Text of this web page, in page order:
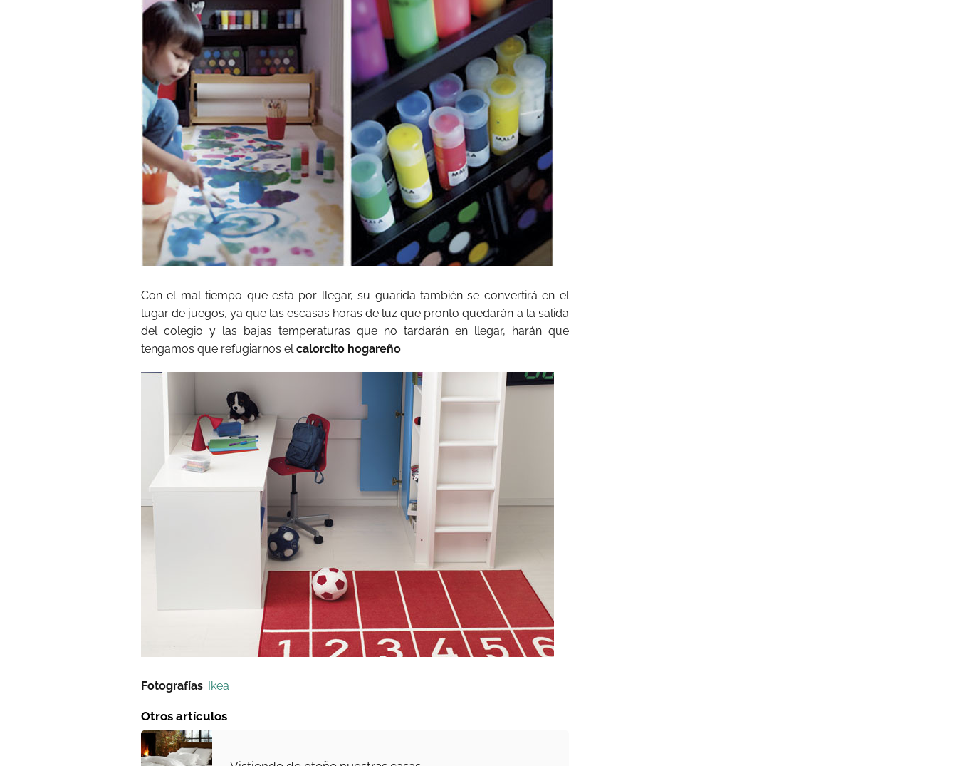
Con el mal tiempo que está por llegar, su guarida también se convertirá en el
lugar de juegos, ya que las escasas horas de luz que pronto quedarán a la salida
del colegio y las bajas temperaturas que no tardarán en llegar, harán que
tengamos que refugiarnos elcalorcito hogareño.
Fotografías: Ikea
Otros artículos